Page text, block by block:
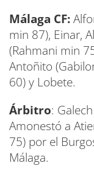
Málaga CF:
min 87), Einar,
(Rahmani min
Antoñito
60) y Lobete.
Árbitro:
Amonestó a
75) por el
Málaga.